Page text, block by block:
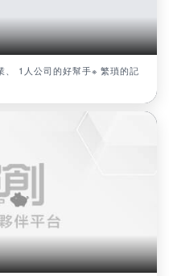
、 1人公司的好幫手※ 繁瑣的記